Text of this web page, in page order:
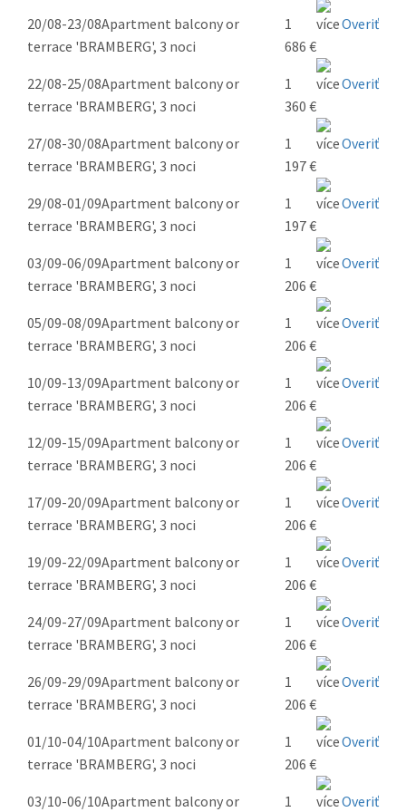
20/08-23/08Apartment balcony or
terrace 'BRAMBERG', 3 noci
1
686 €
Overiť
22/08-25/08Apartment balcony or
terrace 'BRAMBERG', 3 noci
1
360 €
Overiť
27/08-30/08Apartment balcony or
terrace 'BRAMBERG', 3 noci
1
197 €
Overiť
29/08-01/09Apartment balcony or
terrace 'BRAMBERG', 3 noci
1
197 €
Overiť
03/09-06/09Apartment balcony or
terrace 'BRAMBERG', 3 noci
1
206 €
Overiť
05/09-08/09Apartment balcony or
terrace 'BRAMBERG', 3 noci
1
206 €
Overiť
10/09-13/09Apartment balcony or
terrace 'BRAMBERG', 3 noci
1
206 €
Overiť
12/09-15/09Apartment balcony or
terrace 'BRAMBERG', 3 noci
1
206 €
Overiť
17/09-20/09Apartment balcony or
terrace 'BRAMBERG', 3 noci
1
206 €
Overiť
19/09-22/09Apartment balcony or
terrace 'BRAMBERG', 3 noci
1
206 €
Overiť
24/09-27/09Apartment balcony or
terrace 'BRAMBERG', 3 noci
1
206 €
Overiť
26/09-29/09Apartment balcony or
terrace 'BRAMBERG', 3 noci
1
206 €
Overiť
01/10-04/10Apartment balcony or
terrace 'BRAMBERG', 3 noci
1
206 €
Overiť
03/10-06/10Apartment balcony or
1
Overiť